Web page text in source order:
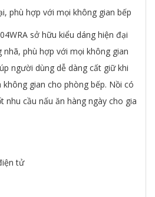
phù hợp với mọi không gian bếp
sở hữu kiểu dáng hiện đại
phù hợp với mọi không gian
người dùng dễ dàng cất giữ khi
gian cho phòng bếp. Nồi có
nhu cầu nấu ăn hàng ngày cho gia
tử